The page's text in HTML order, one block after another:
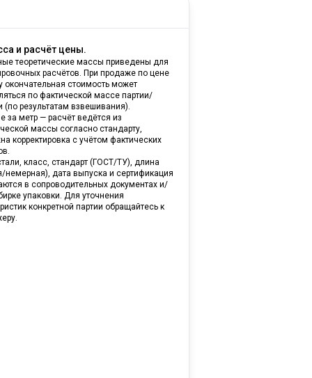
и расчёт цены.
теоретические массы приведены для
расчётов. При продаже по цене
окончательная стоимость может
по фактической массе партии/
(по результатам взвешивания).
за метр — расчёт ведётся из
массы согласно стандарту,
корректировка с учётом фактических
класс, стандарт (ГОСТ/ТУ), длина
немерная), дата выпуска и сертификация
в сопроводительных документах и/
упаковки. Для уточнения
конкретной партии обращайтесь к